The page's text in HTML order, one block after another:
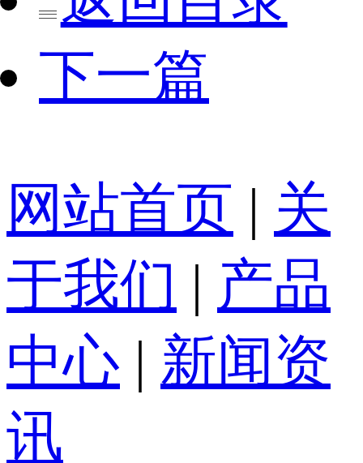
下一篇
网站首页 | 关
于我们 | 产品
中心 | 新闻资
讯